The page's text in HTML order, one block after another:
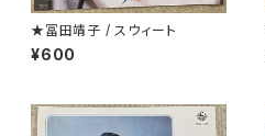
★冨田靖子 / スウィート
¥600